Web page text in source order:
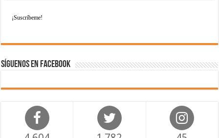
Síguenos en Facebook